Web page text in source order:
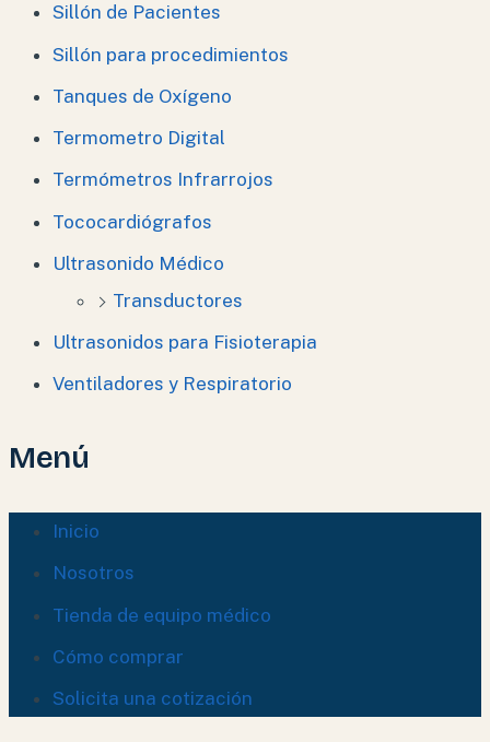
Sillón de Pacientes
Sillón para procedimientos
Tanques de Oxígeno
Termometro Digital
Termómetros Infrarrojos
Tococardiógrafos
Ultrasonido Médico
Transductores
Ultrasonidos para Fisioterapia
Ventiladores y Respiratorio
Menú
Inicio
Nosotros
Tienda de equipo médico
Cómo comprar
Solicita una cotización